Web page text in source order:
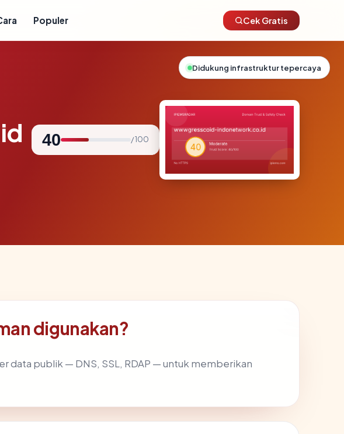
Populer Cek Gratis
40 / 100
digunakan?
data publik — DNS, SSL, RDAP — untuk memberikan
Didukung infrastruktur tepercaya